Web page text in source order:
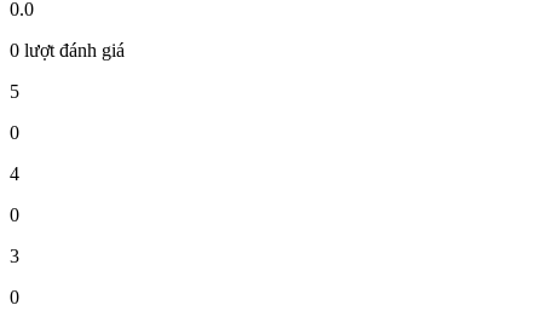
0.0
0 lượt đánh giá
5
0
4
0
3
0